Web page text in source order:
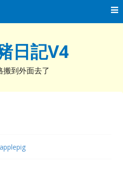
日記V4
搬到外面去了
applepig